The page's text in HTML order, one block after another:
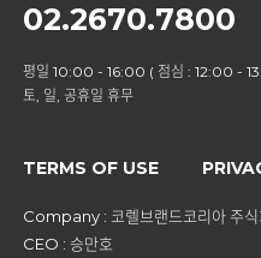
02.2670.7800
평일 10:00 - 16:00 ( 점심 : 12:00 -
토, 일, 공휴일 휴무
TERMS OF USE
Company : 코렐브랜드코리아 주식
CEO : 승만호